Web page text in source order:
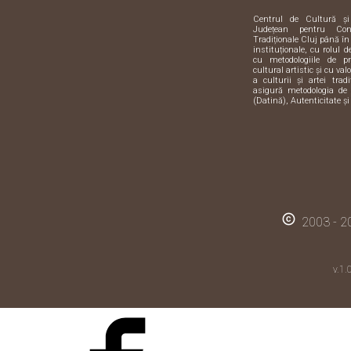
Centrul de Cultură și
Județean pentru
Tradiționale Cluj până
instituționale, cu rolul
cu metodologiile de
cultural artistic și cu
a culturii și artei
asigură metodologia
(Datină), Autenticitate
copyright 2003 -